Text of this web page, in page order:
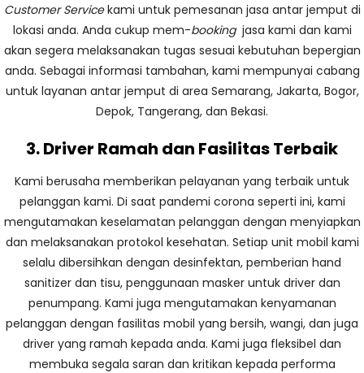
Customer Servicekami untuk pemesanan jasa antar jemput di
lokasi anda. Anda cukup mem-booking jasa kami dan kami
akan segera melaksanakan tugas sesuai kebutuhan bepergian
anda. Sebagai informasi tambahan, kami mempunyai cabang
untuk layanan antar jemput di area Semarang, Jakarta, Bogor,
Depok, Tangerang, dan Bekasi.
3. Driver Ramah dan Fasilitas Terbaik
Kami berusaha memberikan pelayanan yang terbaik untuk
pelanggan kami. Di saat pandemi corona seperti ini, kami
mengutamakan keselamatan pelanggan dengan menyiapkan
dan melaksanakan protokol kesehatan. Setiap unit mobil kami
selalu dibersihkan dengan desinfektan, pemberian hand
sanitizer dan tisu, penggunaan masker untuk driver dan
penumpang. Kami juga mengutamakan kenyamanan
pelanggan dengan fasilitas mobil yang bersih, wangi, dan juga
driver yang ramah kepada anda. Kami juga fleksibel dan
membuka segala saran dan kritikan kepada performa